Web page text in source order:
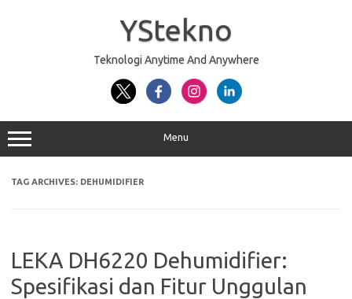
YStekno
Teknologi Anytime And Anywhere
Menu
TAG ARCHIVES: DEHUMIDIFIER
LEKA DH6220 Dehumidifier:
Spesifikasi dan Fitur Unggulan